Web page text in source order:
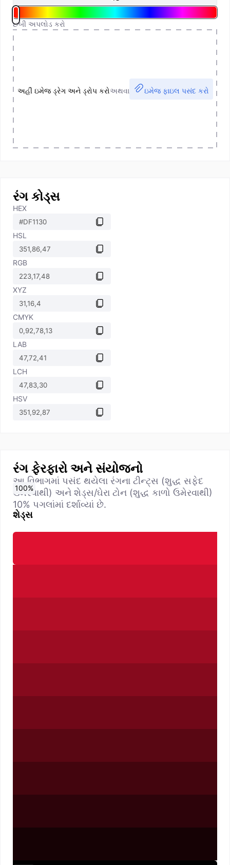
છબી અપલોડ કરો
અહીં ઇમેજ ડ્રેગ અને ડ્રોપ કરોઅથવા ઇમેજ ફાઇલ પસંદ કરો
રંગ કોડ્સ
HEX
HSL
RGB
XYZ
CMYK
LAB
LCH
HSV
રંગ ફેરફારો અને સંયોજનો
આ વિભાગમાં પસંદ થયેલા રંગના ટીન્ટ્સ (શુદ્ધ સફેદ
ઉમેરવાથી) અને શેડ્સ/ઘેરા ટોન (શુદ્ધ કાળો ઉમેરવાથી)
10% પગલાંમાં દર્શાવ્યાં છે.
શેડ્સ
0%
10%
20%
30%
40%
50%
60%
70%
80%
90%
100%